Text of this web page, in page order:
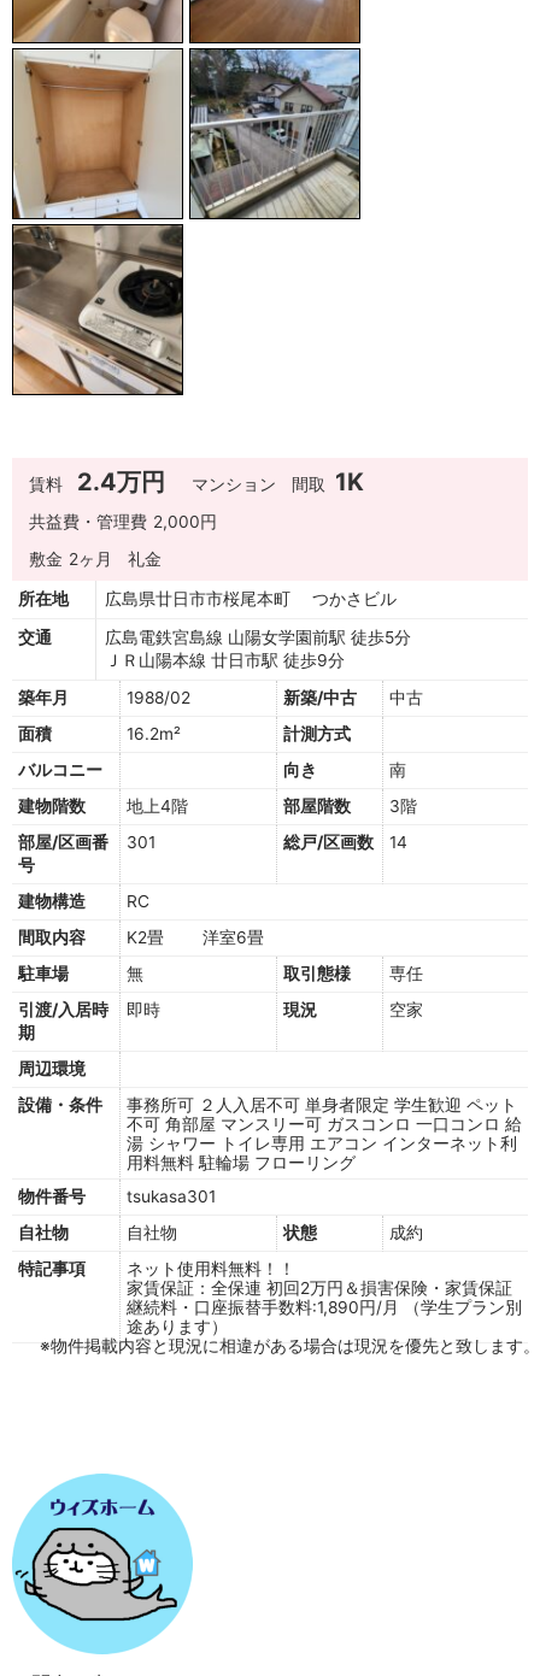
賃料 2.4万円 マンション 間取 1K
共益費・管理費 2,000円
敷金 2ヶ月 礼金
所在地
広島県廿日市市桜尾本町 つかさビル
交通
広島電鉄宮島線 山陽女学園前駅 徒歩5分
ＪＲ山陽本線 廿日市駅 徒歩9分
築年月
1988/02 新築/中古
中古
面積
16.2m²
計測方式
バルコニー
向き
南
建物階数
地上4階 部屋階数
3階
部屋/区画番
号
301 総戸/区画数 14
建物構造
RC
間取内容
K2畳 洋室6畳
駐車場
無 取引態様
専任
引渡/入居時
期
即時 現況 空家
周辺環境
設備・条件
事務所可 ２人入居不可 単身者限定 学生歓迎 ペット
不可 角部屋 マンスリー可 ガスコンロ 一口コンロ 給
湯 シャワー トイレ専用 エアコン インターネット利
用料無料 駐輪場 フローリング
物件番号
tsukasa301
自社物
自社物 状態
成約
特記事項
ネット使用料無料！！
家賃保証：全保連 初回2万円＆損害保険・家賃保証
継続料・口座振替手数料:1,890円/月 （学生プラン別
途あります）
※物件掲載内容と現況に相違がある場合は現況を優先と致します。